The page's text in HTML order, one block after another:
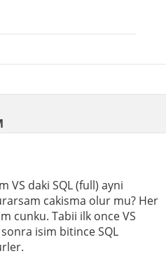
VS daki SQL (full) ayni
cakisma olur mu? Her
cunku. Tabii ilk once VS
isim bitince SQL